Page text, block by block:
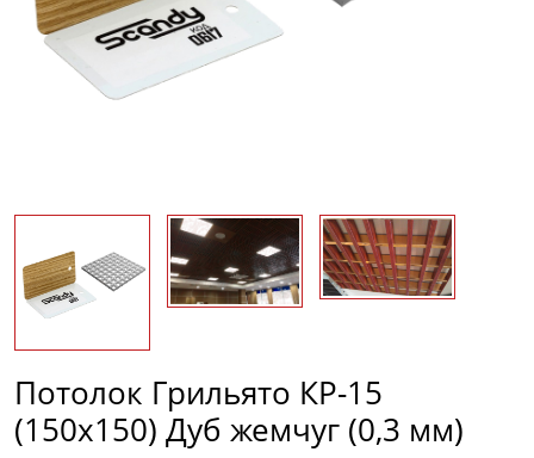
Потолок Грильято КР-15
(150х150) Дуб жемчуг (0,3 мм)